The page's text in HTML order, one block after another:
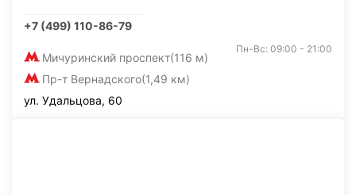
+7 (499) 110-86-79
Мичуринский проспект(116 м)
Пр-т Вернадского(1,49 км)
Пн-Вс: 09:00 - 21:00
ул. Удальцова, 60